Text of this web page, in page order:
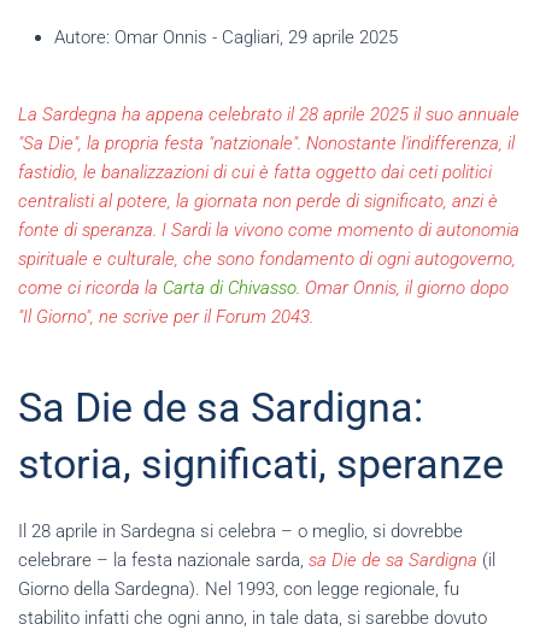
Autore: Omar Onnis - Cagliari, 29 aprile 2025
La Sardegna ha appena celebrato il 28 aprile 2025 il suo annuale
"Sa Die", la propria festa "natzionale". Nonostante l'indifferenza, il
fastidio, le banalizzazioni di cui è fatta oggetto dai ceti politici
centralisti al potere, la giornata non perde di significato, anzi è
fonte di speranza. I Sardi la vivono come momento di autonomia
spirituale e culturale, che sono fondamento di ogni autogoverno,
come ci ricorda la Carta di Chivasso. Omar Onnis, il giorno dopo
"Il Giorno", ne scrive per il Forum 2043.
Sa Die de sa Sardigna:
storia, significati, speranze
Il 28 aprile in Sardegna si celebra – o meglio, si dovrebbe
celebrare – la festa nazionale sarda, sa Die de sa Sardigna (il
Giorno della Sardegna). Nel 1993, con legge regionale, fu
stabilito infatti che ogni anno, in tale data, si sarebbe dovuto